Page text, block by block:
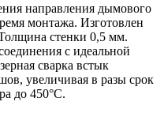
направления дымового
монтажа. Изготовлен
стенки 0,5 мм.
с идеальной
сварка встык
увеличивая в разы срок
до 450°С.